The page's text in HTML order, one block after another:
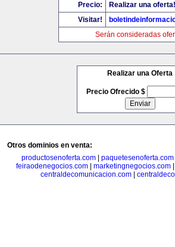
Precio:
Realizar una oferta!
Visitar!
Serán consideradas
Realizar una Oferta
Precio Ofrecido $
Otros dominios en venta:
productosenoferta.com| paquetesenoferta.com
feiraodenegocios.com
marketingnegocios.com
centraldecomunicacion.com